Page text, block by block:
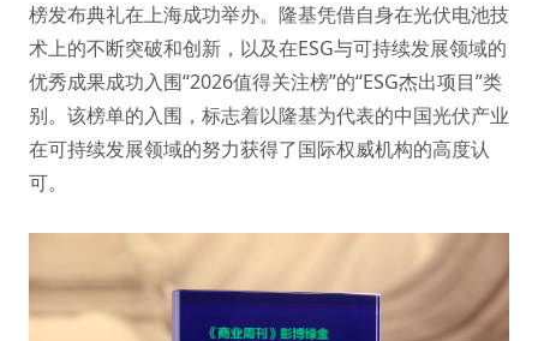
榜发布典礼在上海成功举办。隆基凭借自身在光伏电池技
术上的不断突破和创新，以及在ESG与可持续发展领域的
优秀成果成功入围“2026值得关注榜”的“ESG杰出项目”类
别。该榜单的入围，标志着以隆基为代表的中国光伏产业
在可持续发展领域的努力获得了国际权威机构的高度认
可。